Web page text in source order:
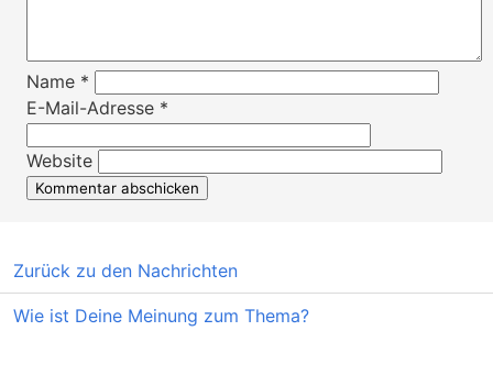
Name *
E-Mail-Adresse *
Website
Zurück zu den Nachrichten
Wie ist Deine Meinung zum Thema?